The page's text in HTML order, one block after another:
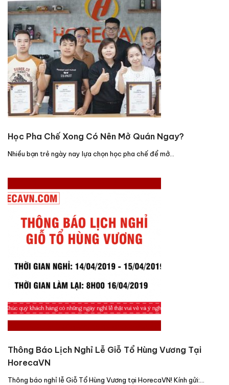
Học Pha Chế Xong Có Nên Mở Quán Ngay?
Nhiều bạn trẻ ngày nay lựa chọn học pha chế để mở…
Thông Báo Lịch Nghỉ Lễ Giỗ Tổ Hùng Vương Tại
HorecaVN
Thông báo nghỉ lễ Giỗ Tổ Hùng Vương tại HorecaVN! Kính gửi:…